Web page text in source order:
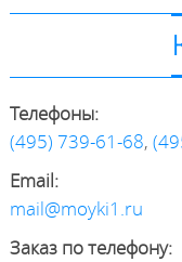
Телефоны:
(495) 739-61-68,
Email:
mail@moyki1.ru
Заказ по телефону: